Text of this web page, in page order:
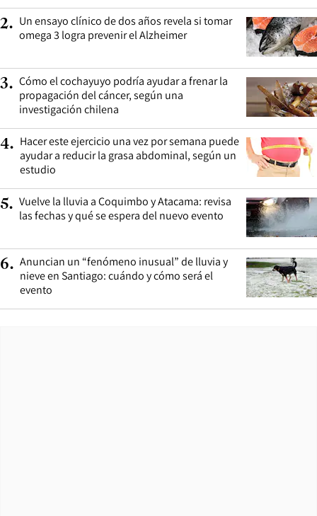
2. Un ensayo clínico de dos años revela si tomar
omega 3 logra prevenir el Alzheimer
3. Cómo el cochayuyo podría ayudar a frenar la
propagación del cáncer, según una
investigación chilena
4. Hacer este ejercicio una vez por semana puede
ayudar a reducir la grasa abdominal, según un
estudio
5. Vuelve la lluvia a Coquimbo y Atacama: revisa
las fechas y qué se espera del nuevo evento
6. Anuncian un “fenómeno inusual” de lluvia y
nieve en Santiago: cuándo y cómo será el
evento